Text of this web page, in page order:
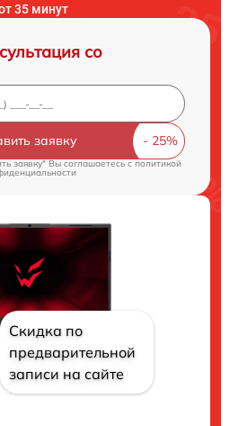
35 минут
со
заявку
заявку" Вы соглашаетесь cполитикой
Скидка по
предварительной
записи на сайте